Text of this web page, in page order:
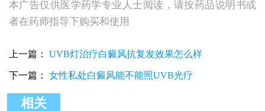
本广告仅供医学药学专业人士阅读，请按药品说明书或
者在药师指导下购买和使用
上一篇： UVB灯治疗白癜风抗复发效果怎么样
下一篇： 女性私处白癜风能不能照UVB光疗
相关